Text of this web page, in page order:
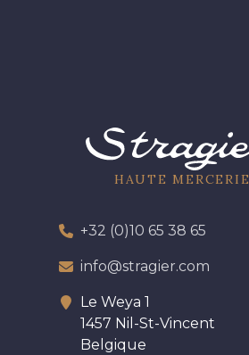
HAUTE MERCERIE
+32 (0)10 65 38 65
info@stragier.com
Le Weya 1
1457 Nil-St-Vincent
Belgique